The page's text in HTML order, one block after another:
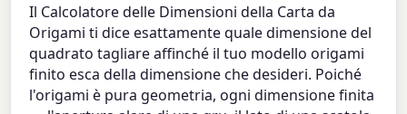
Il Calcolatore delle Dimensioni della Carta da
Origami ti dice esattamente quale dimensione del
quadrato tagliare affinché il tuo modello origami
finito esca della dimensione che desideri. Poiché
l'origami è pura geometria, ogni dimensione finita